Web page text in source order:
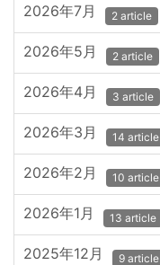
2026年7月 2 article
2026年5月 2 article
2026年4月 3 article
2026年3月 14 article
2026年2月 10 article
2026年1月 13 article
2025年12月 9 article